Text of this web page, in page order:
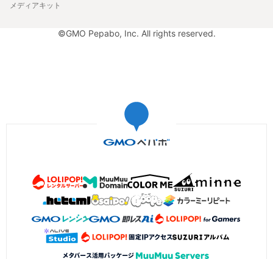
メディアキット
©GMO Pepabo, Inc. All rights reserved.